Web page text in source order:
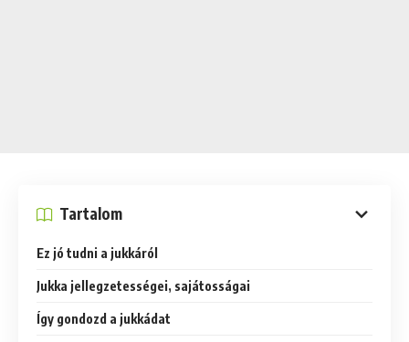
Tartalom
Ez jó tudni a jukkáról
Jukka jellegzetességei, sajátosságai
Így gondozd a jukkádat